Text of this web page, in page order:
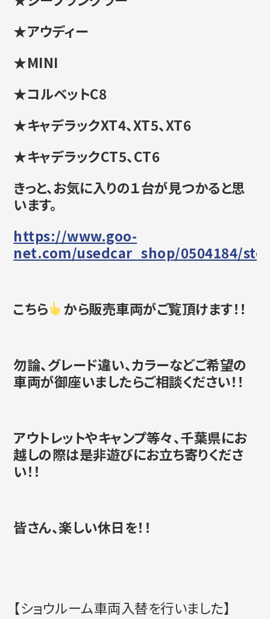
★アウディー
★MINI
★コルベットC8
★キャデラックXT4、XT5、XT6
★キャデラックCT5、CT6
きっと、お気に入りの１台が見つかると思
います。
https://www.goo-
net.com/usedcar_shop/0504184/
こちら から販売車両がご覧頂けます！！
勿論、グレード違い、カラーなどご希望の
車両が御座いましたらご相談ください！！
アウトレットやキャンプ等々、千葉県にお
越しの際は是非遊びにお立ち寄りくださ
い！！
皆さん、楽しい休日を！！
【ショウルーム車両入替を行いました】